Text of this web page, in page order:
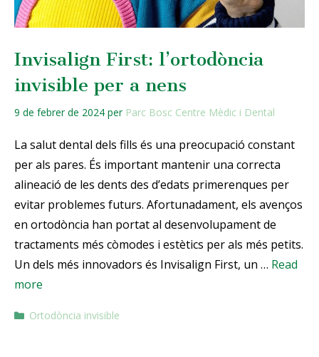
Invisalign First: l’ortodòncia
invisible per a nens
9 de febrer de 2024 per Parc Bosc Centre Mèdic i Dental
La salut dental dels fills és una preocupació constant
per als pares. És important mantenir una correcta
alineació de les dents des d’edats primerenques per
evitar problemes futurs. Afortunadament, els avenços
en ortodòncia han portat al desenvolupament de
tractaments més còmodes i estètics per als més petits.
Un dels més innovadors és Invisalign First, un … Read
more
Ortodòncia invisible